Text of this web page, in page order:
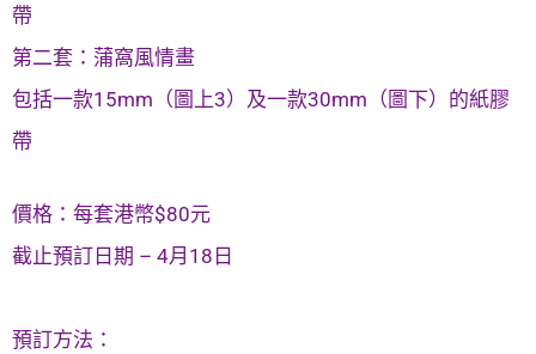
帶
第二套：蒲窩風情畫
包括一款15mm（圖上3）及一款30mm（圖下）的紙膠
帶
價格：每套港幣$80元
截止預訂日期 – 4月18日
預訂方法：